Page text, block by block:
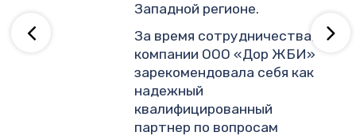
Западной регионе.
За время сотрудничества,
компании ООО «Дор ЖБИ»
зарекомендовала себя как
надежный
квалифицированный
партнер по вопросам